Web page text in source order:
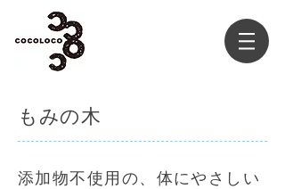
もみの木
添加物不使用の、体にやさしい